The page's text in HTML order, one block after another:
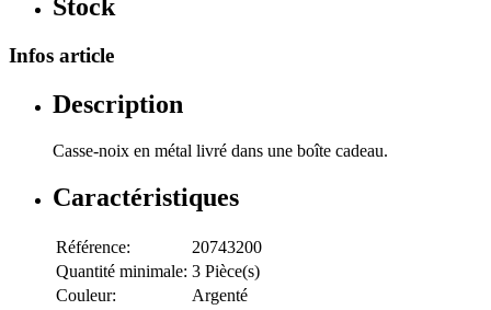
Stock
Infos article
Description
Casse-noix en métal livré dans une boîte cadeau.
Caractéristiques
Référence:
20743200
Quantité minimale: 3 Pièce(s)
Couleur:
Argenté